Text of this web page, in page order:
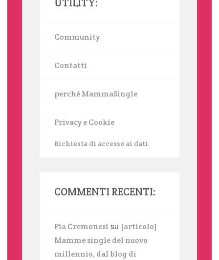
UTILITY:
Community
Contatti
perchè MammaSingle
Privacy e Cookie
Richiesta di accesso ai dati
COMMENTI RECENTI:
Pia Cremonesi su [articolo]
Mamme single del nuovo
millennio, dal blog di